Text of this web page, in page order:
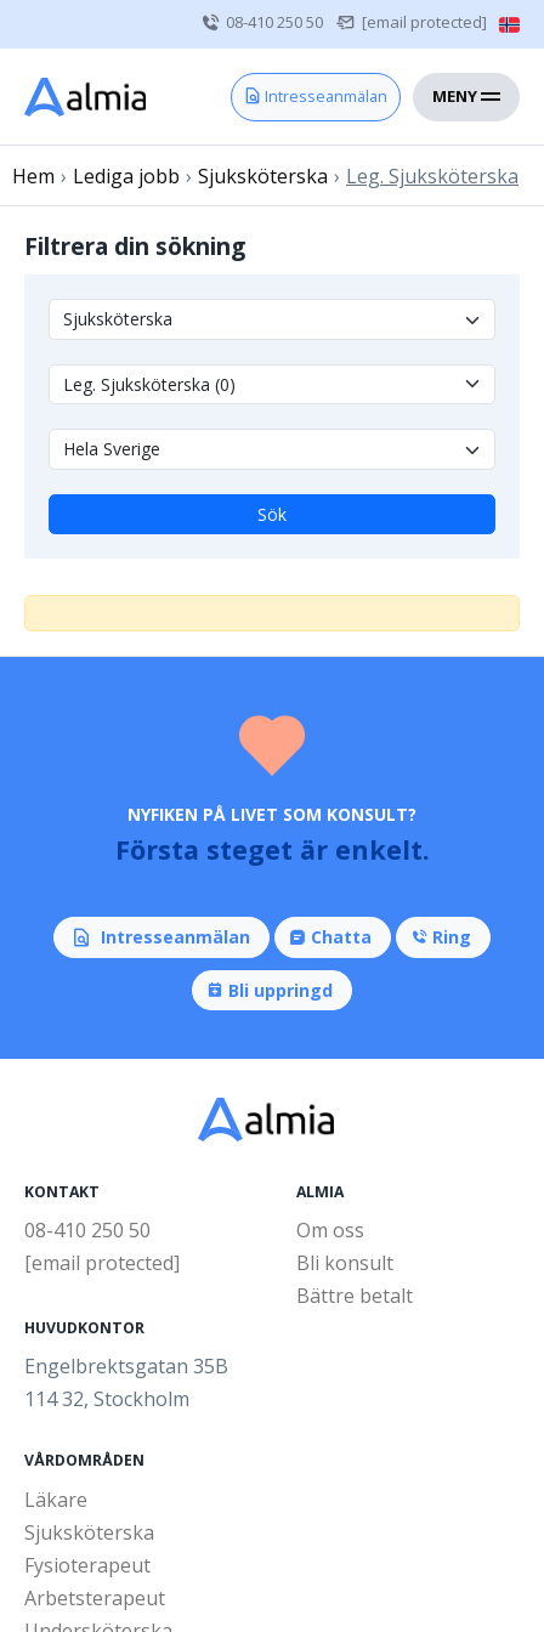
08-410 250 50 [email protected]
Intresseanmälan MENY
Hem
Vårdgivare
Om oss
Kontakt
Övrig vårdpersonal
Hem › Lediga jobb › Sjuksköterska › Leg. Sjuksköterska
Filtrera din sökning
Sök
NYFIKEN PÅ LIVET SOM KONSULT?
Första steget är enkelt.
Intresseanmälan Chatta Ring
Bli uppringd
KONTAKT
08-410 250 50
[email protected]
HUVUDKONTOR
Engelbrektsgatan 35B
114 32, Stockholm
ALMIA
Om oss
Bli konsult
Bättre betalt
VÅRDOMRÅDEN
Läkare
Sjuksköterska
Fysioterapeut
Arbetsterapeut